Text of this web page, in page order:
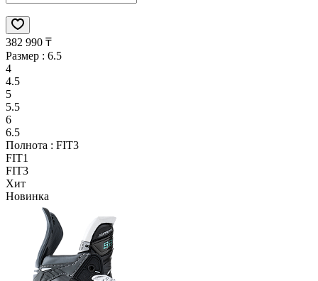
382 990 ₸
Размер : 6.5
4
4.5
5
5.5
6
6.5
Полнота : FIT3
FIT1
FIT3
Хит
Новинка